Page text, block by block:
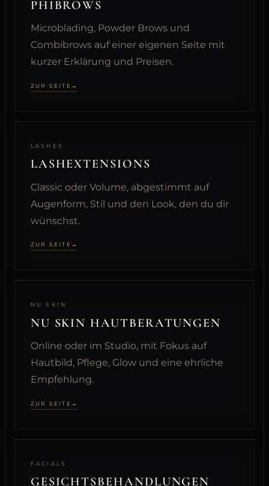
PHIBROWS
Microblading, Powder Brows und
Combibrows auf einer eigenen Seite mit
kurzer Erklärung und Preisen.
ZUR SEITE
LASHES
LASHEXTENSIONS
Classic oder Volume, abgestimmt auf
Augenform, Stil und den Look, den du dir
wünschst.
ZUR SEITE
NU SKIN
NU SKIN HAUTBERATUNGEN
Online oder im Studio, mit Fokus auf
Hautbild, Pflege, Glow und eine ehrliche
Empfehlung.
ZUR SEITE
FACIALS
GESICHTSBEHANDLUNGEN